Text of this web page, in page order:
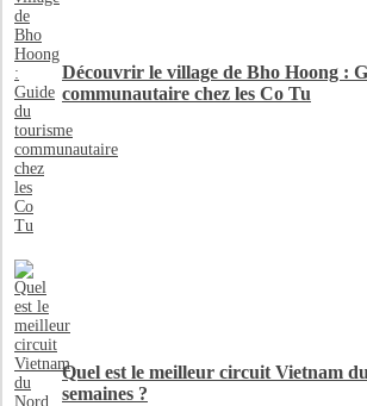
Découvrir le village de Bho Hoong :
communautaire chez les Co Tu
Quel est le meilleur circuit Vietnam
semaines ?